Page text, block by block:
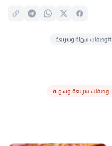
#وصفات سهلة وسريعة
وصفات سريعة وسهلة